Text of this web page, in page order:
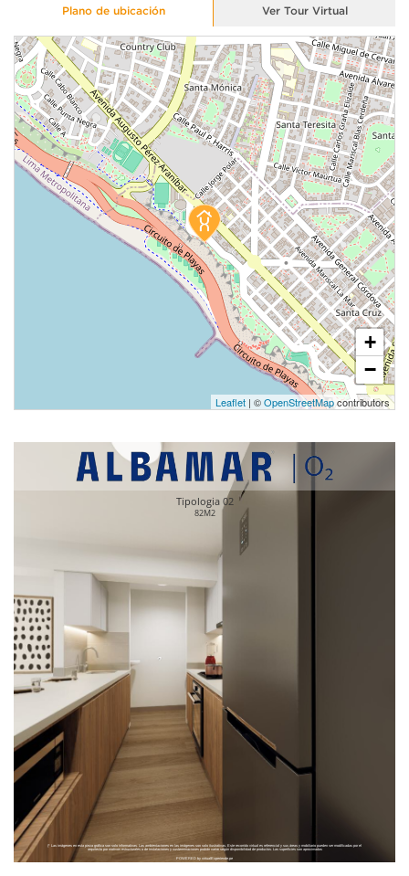
Plano de ubicación Ver Tour Virtual
+
−
Leaflet | ©OpenStreetMapcontributors